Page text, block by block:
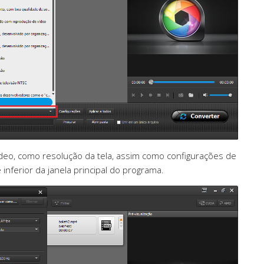
como resolução da tela, assim como configurações de
da janela principal do programa.